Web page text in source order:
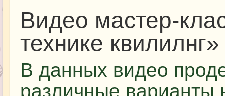
Видео мастер-
технике квилилнг»
В данных видео
различные варианты